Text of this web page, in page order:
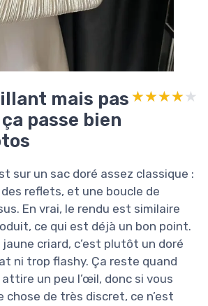
mais pas
passe bien
★★★★★
★★★★★
sur un sac doré assez classique :
reflets, et une boucle de
En vrai, le rendu est similaire
ce qui est déjà un bon point.
jaune criard, c’est plutôt un doré
ni trop flashy. Ça reste quand
un peu l’œil, donc si vous
chose de très discret, ce n’est